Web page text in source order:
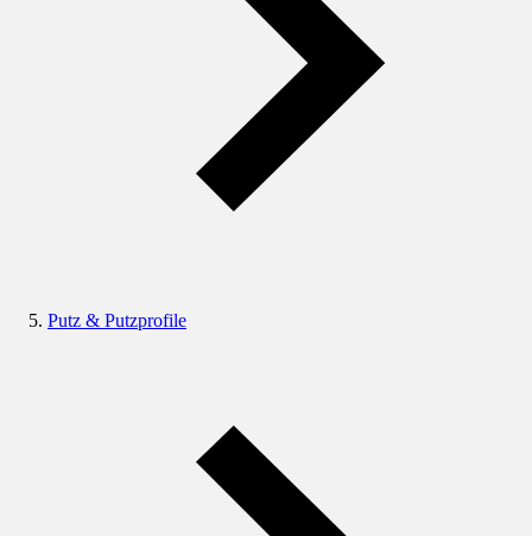
Putz & Putzprofile